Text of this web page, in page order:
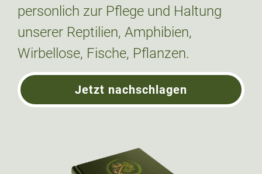
personlich zur Pflege und Haltung
unserer Reptilien, Amphibien,
Wirbellose, Fische, Pflanzen.
Jetzt nachschlagen